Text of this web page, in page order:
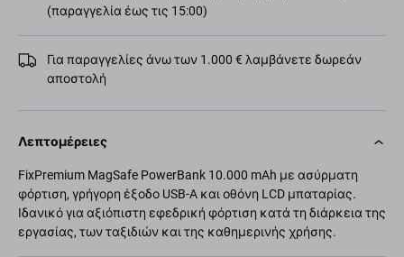
(παραγγελία έως τις 15:00)
Για παραγγελίες άνω των 1.000 € λαμβάνετε δωρεάν
αποστολή
Λεπτομέρειες
FixPremium MagSafe PowerBank 10.000 mAh με ασύρματη
φόρτιση, γρήγορη έξοδο USB-A και οθόνη LCD μπαταρίας.
Ιδανικό για αξιόπιστη εφεδρική φόρτιση κατά τη διάρκεια της
εργασίας, των ταξιδιών και της καθημερινής χρήσης.